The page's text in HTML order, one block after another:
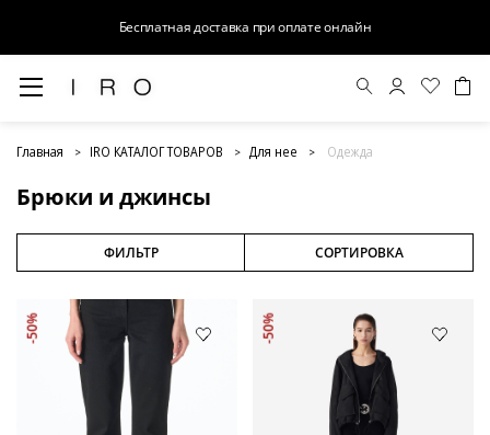
Бесплатная доставка при оплате онлайн
Главная IRO КАТАЛОГ ТОВАРОВ Для нее Одежда
Брюки и джинсы
ФИЛЬТР СОРТИРОВКА
-50% -50%